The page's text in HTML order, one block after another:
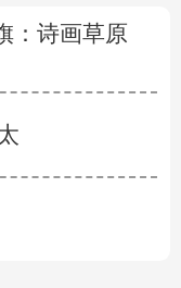
：诗画草原